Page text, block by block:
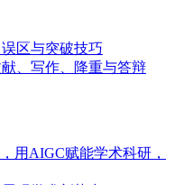
区与突破技巧
、写作、降重与答辩
用AIGC赋能学术科研，